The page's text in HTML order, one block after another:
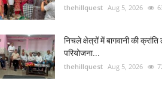
thehillquest Aug 5, 2026
निचले क्षेत्रों में बागवानी की क्रांति
परियोजना...
thehillquest Aug 5, 2026